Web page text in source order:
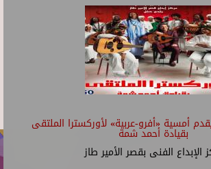
أمسية «أفرو-عربية» لأوركسترا الملتقى
بقيادة أحمد شمة
الإبداع الفنى بقصر الأمير طاز